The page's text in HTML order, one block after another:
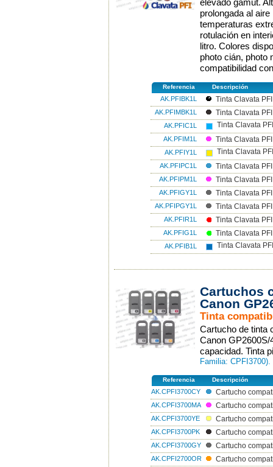
elevado gamut.
prolongada al
temperaturas
rotulación en
litro. Colores
photo cián, photo
compatibilidad
Referencia Descripción
AK.PFIBK1L Tinta Clavata
AK.PFIMBK1L Tinta Clavata
AK.PFIC1L Tinta Clavata
AK.PFIM1L Tinta Clavata
AK.PFIY1L Tinta Clavata
AK.PFIPC1L Tinta Clavata
AK.PFIPM1L Tinta Clavata
AK.PFIGY1L Tinta Clavata
AK.PFIPGY1L Tinta Clavata
AK.PFIR1L Tinta Clavata
AK.PFIG1L Tinta Clavata
AK.PFIB1L Tinta Clavata
Cartuchos
Canon
Tinta
Cartucho de tinta
Canon
capacidad. Tinta
Familia: CPFI3700).
Referencia Descripción
AK.CPFI3700CY Cartucho
AK.CPFI3700MA Cartucho
AK.CPFI3700YE Cartucho
AK.CPFI3700PK Cartucho
AK.CPFI3700GY Cartucho
AK.CPFI2700OR Cartucho